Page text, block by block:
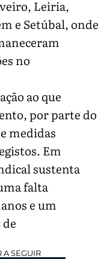
Leiria,
e Setúbal, onde
no
ao que
por parte do
medidas
Em
sustenta
falta
e um
A SEGUIR